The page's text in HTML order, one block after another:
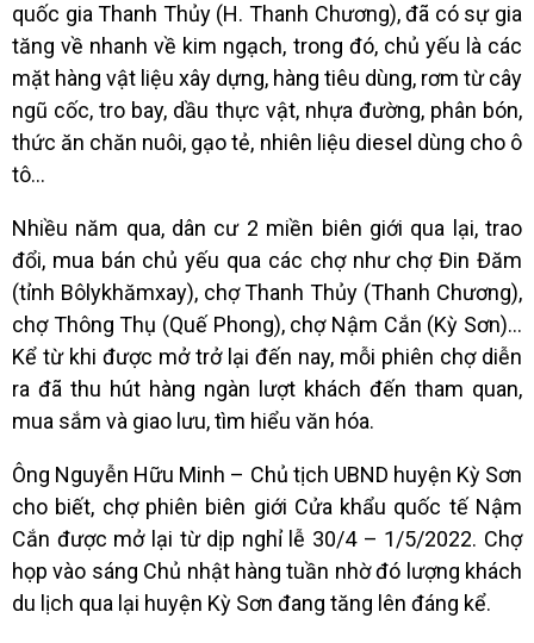
quốc gia Thanh Thủy (H. Thanh Chương), đã có sự gia
tăng về nhanh về kim ngạch, trong đó, chủ yếu là các
mặt hàng vật liệu xây dựng, hàng tiêu dùng, rơm từ cây
ngũ cốc, tro bay, dầu thực vật, nhựa đường, phân bón,
thức ăn chăn nuôi, gạo tẻ, nhiên liệu diesel dùng cho ô
tô...
Nhiều năm qua, dân cư 2 miền biên giới qua lại, trao
đổi, mua bán chủ yếu qua các chợ như chợ Đin Đăm
(tỉnh Bôlykhămxay), chợ Thanh Thủy (Thanh Chương),
chợ Thông Thụ (Quế Phong), chợ Nậm Cắn (Kỳ Sơn)…
Kể từ khi được mở trở lại đến nay, mỗi phiên chợ diễn
ra đã thu hút hàng ngàn lượt khách đến tham quan,
mua sắm và giao lưu, tìm hiểu văn hóa.
Ông Nguyễn Hữu Minh – Chủ tịch UBND huyện Kỳ Sơn
cho biết, chợ phiên biên giới Cửa khẩu quốc tế Nậm
Cắn được mở lại từ dịp nghỉ lễ 30/4 – 1/5/2022. Chợ
họp vào sáng Chủ nhật hàng tuần nhờ đó lượng khách
du lịch qua lại huyện Kỳ Sơn đang tăng lên đáng kể.